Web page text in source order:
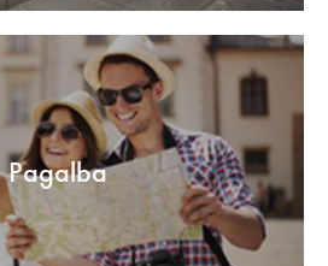
Pagalba